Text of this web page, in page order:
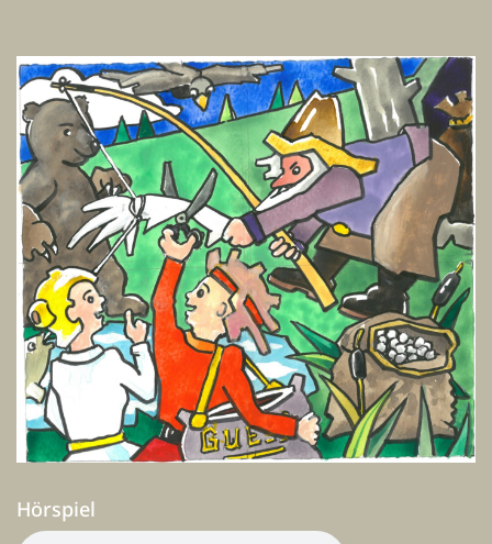
Hörspiel